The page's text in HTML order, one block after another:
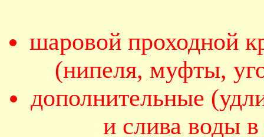
шаровой проходной
(нипеля, муфты,
дополнительные
и слива воды